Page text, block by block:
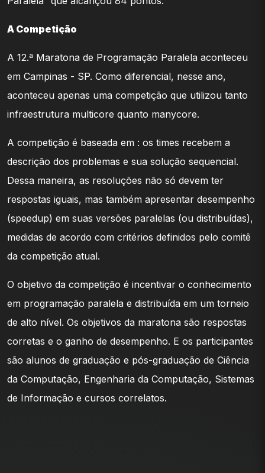
A Competição
A 12.ª Maratona de Programação Paralela aconteceu
em Campinas - SP. Como diferencial, nesse ano,
aconteceu apenas uma competição que utilizou tanto
infraestrutura multicore quanto manycore.
A competição é baseada em : os times recebem a
descrição dos problemas e sua solução sequencial.
Dessa maneira, as resoluções não só devem ter
respostas iguais, mas também apresentar desempenho
(speedup) em suas versões paralelas (ou distribuídas),
medidas de acordo com critérios definidos pelo comitê
da competição atual.
O objetivo da competição é incentivar o conhecimento
em programação paralela e distribuída em um torneio
de alto nível. Os objetivos da maratona são respostas
corretas e o ganho de desempenho. E os participantes
são alunos de graduação e pós-graduação de Ciência
da Computação, Engenharia da Computação, Sistemas
de Informação e cursos correlatos.